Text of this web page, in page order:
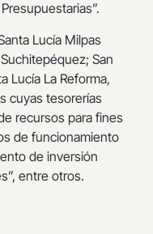
Lucía Milpas
San
Lucía La Reforma,
cuyas tesorerías
recursos para fines
de funcionamiento
de inversión
entre otros.